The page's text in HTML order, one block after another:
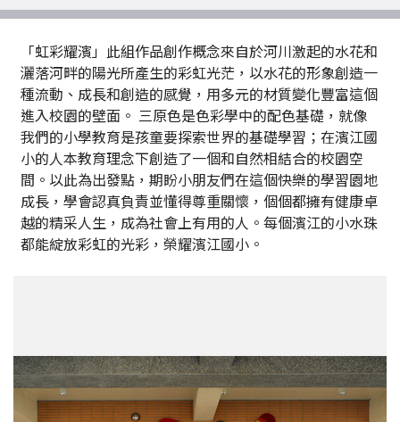
「虹彩耀濱」此組作品創作概念來自於河川激起的水花和
灑落河畔的陽光所產生的彩虹光茫，以水花的形象創造一
種流動、成長和創造的感覺，用多元的材質變化豐富這個
進入校園的壁面。 三原色是色彩學中的配色基礎，就像
我們的小學教育是孩童要探索世界的基礎學習；在濱江國
小的人本教育理念下創造了一個和自然相結合的校園空
間。以此為出發點，期盼小朋友們在這個快樂的學習園地
成長，學會認真負責並懂得尊重關懷，個個都擁有健康卓
越的精采人生，成為社會上有用的人。每個濱江的小水珠
都能綻放彩虹的光彩，榮耀濱江國小。